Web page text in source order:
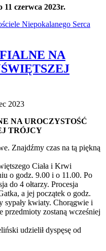
11 czerwca 2023r.
Niepokalanego Serca
NA
2023
NA UROCZYSTOŚĆ
TRÓJCY
Znajdźmy czas na tą piękną
Ciała i Krwi
o godz. 9.00 i o 11.00. Po
do 4 ołtarzy. Procesja
a jej początek o godz.
sypały kwiaty. Chorągwie i
przedmioty zostaną wcześniej
udzielił dyspęsę od